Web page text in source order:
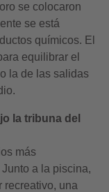
se colocaron
se está
químicos. El
equilibrar el
la de las salidas
la tribuna del
más
a la piscina,
recreativo, una